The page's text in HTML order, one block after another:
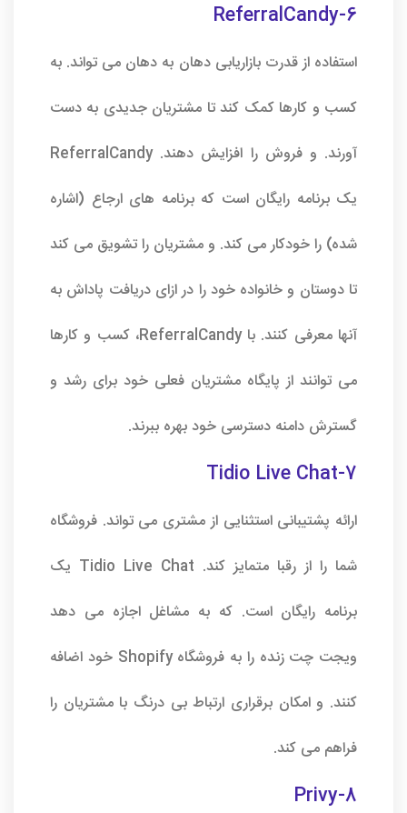
6-ReferralCandy
استفاده از قدرت بازاریابی دهان به دهان می تواند. به
کسب و کارها کمک کند تا مشتریان جدیدی به دست
آورند. و فروش را افزایش دهند. ReferralCandy
یک برنامه رایگان است که برنامه های ارجاع (اشاره
شده) را خودکار می کند. و مشتریان را تشویق می کند
تا دوستان و خانواده خود را در ازای دریافت پاداش به
آنها معرفی کنند. با ReferralCandy، کسب و کارها
می توانند از پایگاه مشتریان فعلی خود برای رشد و
گسترش دامنه دسترسی خود بهره ببرند.
7-Tidio Live Chat
ارائه پشتیبانی استثنایی از مشتری می تواند. فروشگاه
شما را از رقبا متمایز کند. Tidio Live Chat یک
برنامه رایگان است. که به مشاغل اجازه می دهد
ویجت چت زنده را به فروشگاه Shopify خود اضافه
کنند. و امکان برقراری ارتباط بی درنگ با مشتریان را
فراهم می کند.
8-Privy